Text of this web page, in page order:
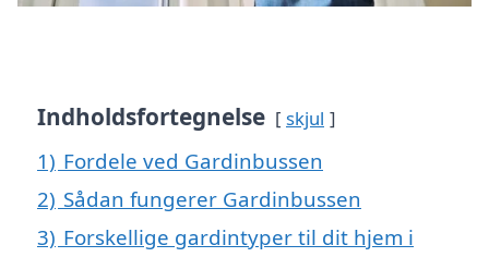
Indholdsfortegnelse skjul
1) Fordele ved Gardinbussen
2) Sådan fungerer Gardinbussen
3) Forskellige gardintyper til dit hjem i